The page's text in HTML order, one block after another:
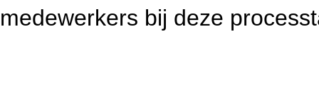
medewerkers bij deze